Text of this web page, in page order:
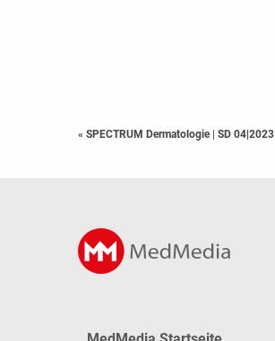
« SPECTRUM Dermatologie | SD 04|2023